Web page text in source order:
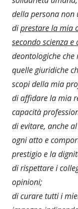
della persona non
diprestare la mia
secondo scienza e
deontologiche che
quelle giuridiche
scopi della mia
di affidare la mia
capacità
di evitare, anche
ogni atto e
prestigio e la
di rispettare i
opinioni;
di curare tutti i